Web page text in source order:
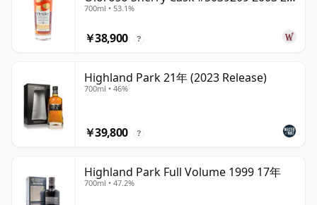
年
700ml • 53.1%
￥38,900 ?
Highland Park 21年 (2023 Release)
700ml • 46%
￥39,800 ?
Highland Park Full Volume 1999 17年
700ml • 47.2%